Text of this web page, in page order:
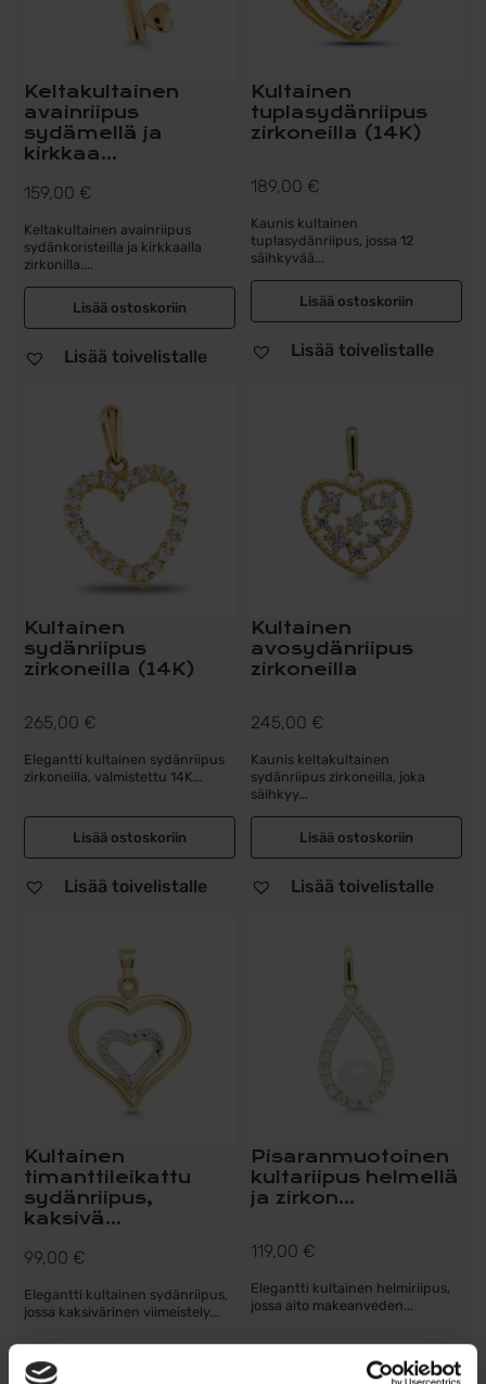
Keltakultainen
avainriipus
sydämellä ja
kirkkaa...
159,00 €
Keltakultainen avainriipus
sydänkoristeilla ja kirkkaalla
zirkonilla....
Lisää ostoskoriin
Lisää toivelistalle
Kultainen
tuplasydänriipus
zirkoneilla (14K)
189,00 €
Kaunis kultainen
tuplasydänriipus, jossa 12
säihkyvää...
Lisää ostoskoriin
Lisää toivelistalle
Kultainen
sydänriipus
zirkoneilla (14K)
265,00 €
Elegantti kultainen sydänriipus
zirkoneilla, valmistettu 14K...
Lisää ostoskoriin
Lisää toivelistalle
Kultainen
avosydänriipus
zirkoneilla
245,00 €
Kaunis keltakultainen
sydänriipus zirkoneilla, joka
säihkyy...
Lisää ostoskoriin
Lisää toivelistalle
Kultainen
timanttileikattu
sydänriipus,
kaksivä...
99,00 €
Elegantti kultainen sydänriipus,
jossa kaksivärinen viimeistely...
Pisaranmuotoinen
kultariipus helmellä
ja zirkon...
119,00 €
Elegantti kultainen helmiriipus,
jossa aito makeanveden...
Lue lisää